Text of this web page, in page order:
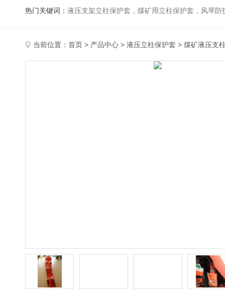
热门关键词： 液压支架立柱保护套，煤矿用立柱保护套，风琴
当前位置： 首页 > 产品中心 > 液压立柱保护套 > 煤矿液压支